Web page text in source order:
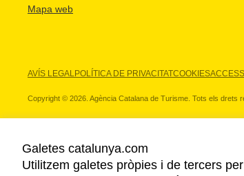
Mapa web
AVÍS LEGALPOLÍTICA DE PRIVACITATCOOKIES
Copyright © 2026. Agència Catalana de Turisme. Tots els drets
Galetes catalunya.com
Utilitzem galetes pròpies i de tercers